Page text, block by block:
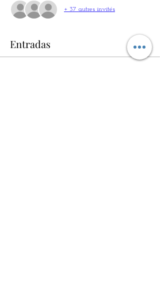
+ 37 autres invités
Entradas